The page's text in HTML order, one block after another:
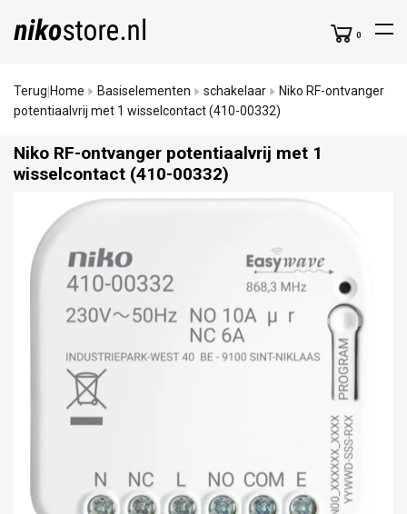
0
Terug Home Basiselementen schakelaar
Niko RF-ontvanger
potentiaalvrij met 1 wisselcontact (410-00332)
Niko RF-ontvanger potentiaalvrij met 1
wisselcontact (410-00332)